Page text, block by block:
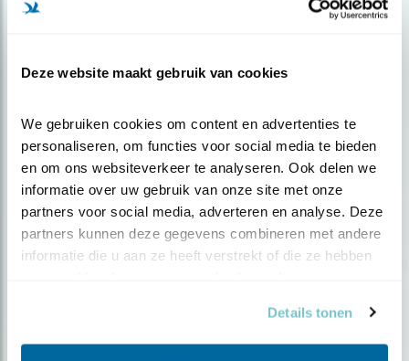
Deze website maakt gebruik van cookies
We gebruiken cookies om content en advertenties te
personaliseren, om functies voor social media te bieden
en om ons websiteverkeer te analyseren. Ook delen we
informatie over uw gebruik van onze site met onze
partners voor social media, adverteren en analyse. Deze
partners kunnen deze gegevens combineren met andere
informatie die u aan ze heeft verstrekt of die ze hebben
Details tonen
over vogels en activiteiten van Vogelbescherming.